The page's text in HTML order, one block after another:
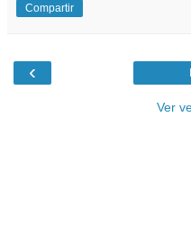
Compartir
‹
Ver